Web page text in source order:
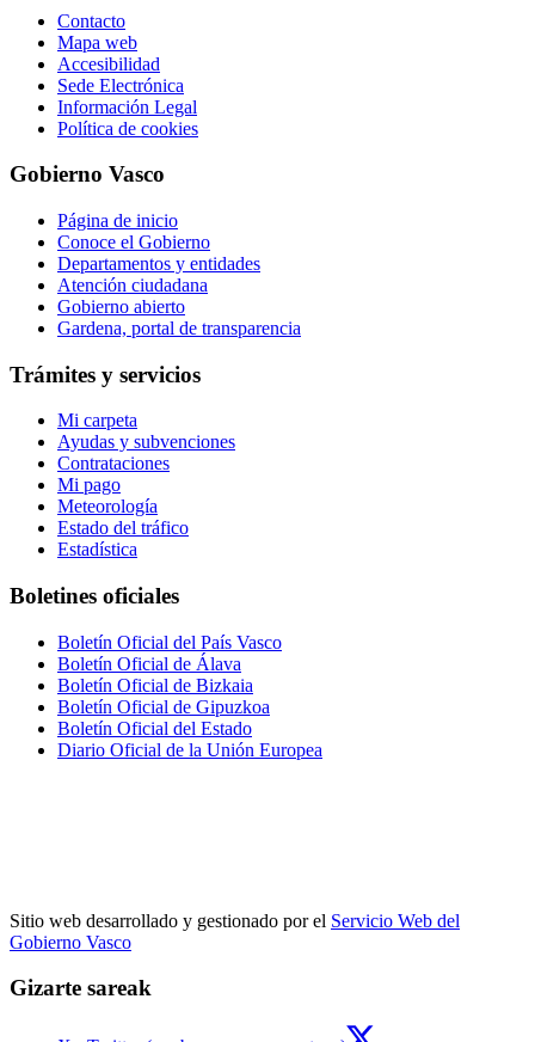
Contacto
Mapa web
Accesibilidad
Sede Electrónica
Información Legal
Política de cookies
Gobierno Vasco
Página de inicio
Conoce el Gobierno
Departamentos y entidades
Atención ciudadana
Gobierno abierto
Gardena, portal de transparencia
Trámites y servicios
Mi carpeta
Ayudas y subvenciones
Contrataciones
Mi pago
Meteorología
Estado del tráfico
Estadística
Boletines oficiales
Boletín Oficial del País Vasco
Boletín Oficial de Álava
Boletín Oficial de Bizkaia
Boletín Oficial de Gipuzkoa
Boletín Oficial del Estado
Diario Oficial de la Unión Europea
Sitio web desarrollado y gestionado por el Servicio Web del
Gobierno Vasco
Gizarte sareak